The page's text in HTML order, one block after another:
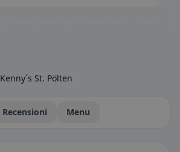
Kenny´s St. Pölten
Recensioni Menu